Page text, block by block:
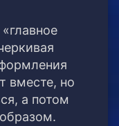
вместе, но
а потом